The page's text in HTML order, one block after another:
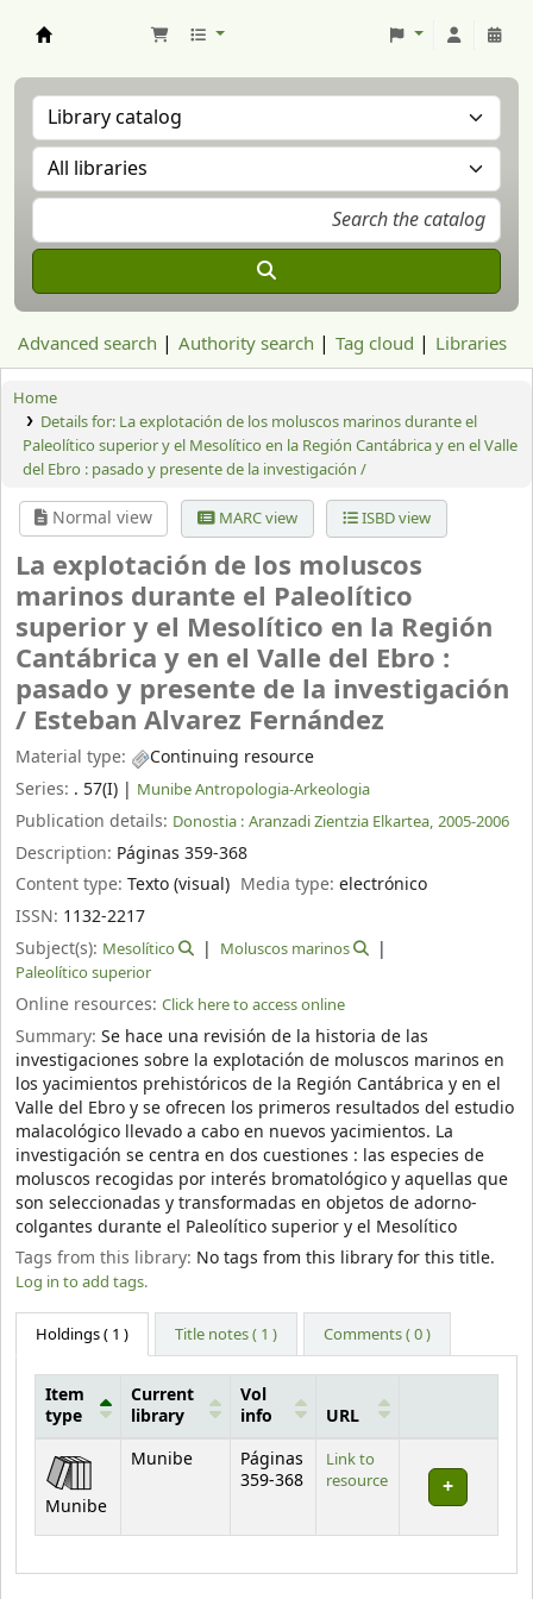
Advanced search Authority search Tag cloud Libraries
Home
Details for: La explotación de los moluscos marinos durante el
Paleolítico superior y el Mesolítico en la Región Cantábrica y en el Valle
del Ebro : pasado y presente de la investigación /
Normal view MARC view ISBD view
La explotación de los moluscos
marinos durante el Paleolítico
superior y el Mesolítico en la Región
Cantábrica y en el Valle del Ebro :
pasado y presente de la investigación
/ Esteban Alvarez Fernández
Material type:
Continuing resource
Series: . 57(I) | Munibe Antropologia-Arkeologia
Publication details: Donostia : Aranzadi Zientzia Elkartea, 2005-2006
Description: Páginas 359-368
Content type: Texto (visual) Media type:electrónico
ISSN: 1132-2217
Subject(s): Mesolítico
Moluscos marinos
Paleolítico superior
Online resources: Click here to access online
Summary: Se hace una revisión de la historia de las
investigaciones sobre la explotación de moluscos marinos en
los yacimientos prehistóricos de la Región Cantábrica y en el
Valle del Ebro y se ofrecen los primeros resultados del estudio
malacológico llevado a cabo en nuevos yacimientos. La
investigación se centra en dos cuestiones : las especies de
moluscos recogidas por interés bromatológico y aquellas que
son seleccionadas y transformadas en objetos de adorno-
colgantes durante el Paleolítico superior y el Mesolítico
Tags from this library: No tags from this library for this title.
Log in to add tags.
Holdings( 1 ) Title notes ( 1 ) Comments ( 0 )
Holdings
Item
type
Current
library
Vol
info
URL
Munibe
Munibe
Páginas
359-368
Link to
resource